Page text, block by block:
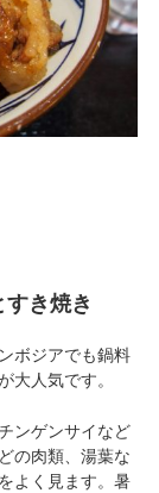
き焼き
ボジアでも鍋料
大人気です。
ンゲンサイなど
の肉類、湯葉な
よく見ます。暑